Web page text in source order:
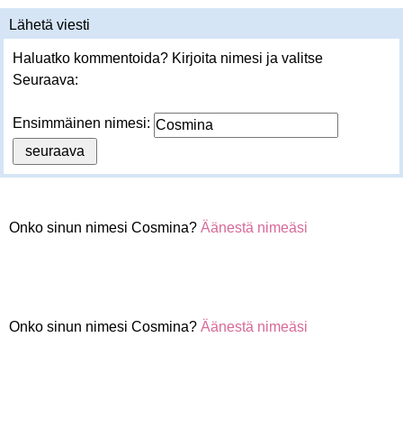
Lähetä viesti
Haluatko kommentoida? Kirjoita nimesi ja valitse
Seuraava:
Ensimmäinen nimesi:
Onko sinun nimesi Cosmina? Äänestä nimeäsi
Onko sinun nimesi Cosmina? Äänestä nimeäsi